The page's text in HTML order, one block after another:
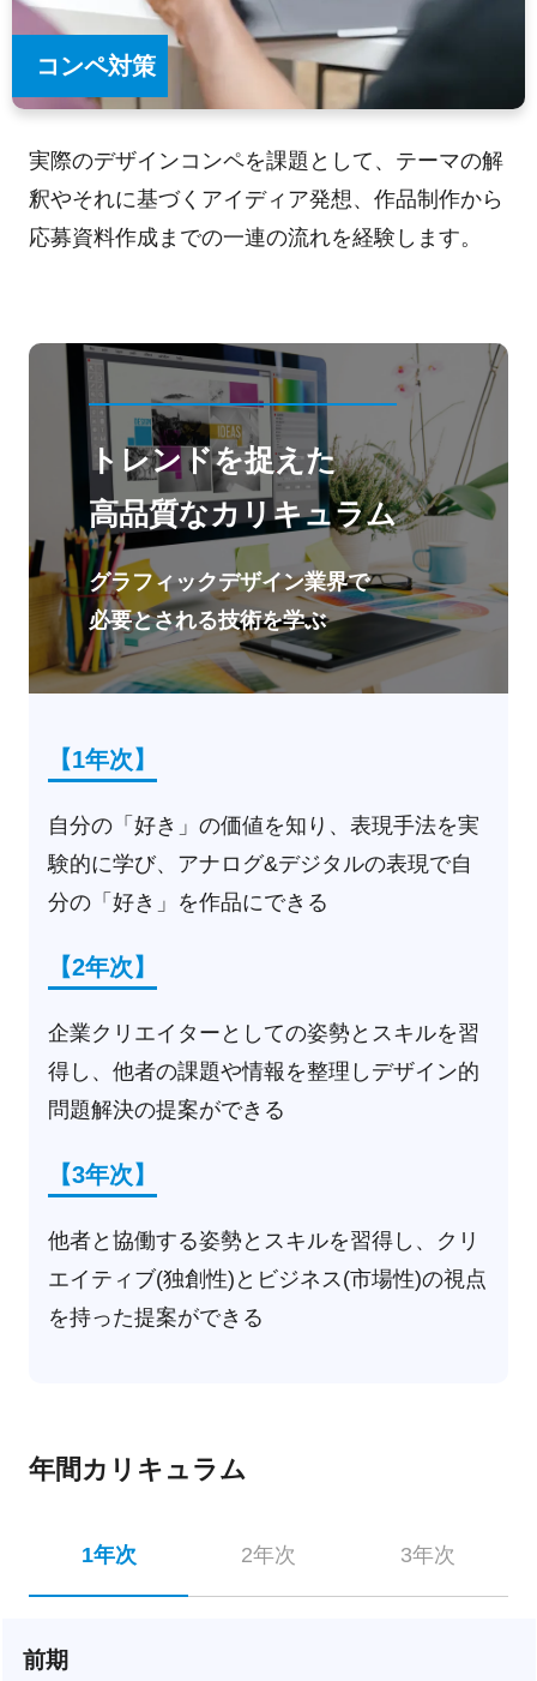
コンペ対策
実際のデザインコンペを課題として、テーマの解
釈やそれに基づくアイディア発想、作品制作から
応募資料作成までの一連の流れを経験します。
トレンドを捉えた
高品質なカリキュラム
グラフィックデザイン業界で
必要とされる技術を学ぶ
【1年次】
自分の「好き」の価値を知り、表現手法を実
験的に学び、アナログ&デジタルの表現で自
分の「好き」を作品にできる
【2年次】
企業クリエイターとしての姿勢とスキルを習
得し、他者の課題や情報を整理しデザイン的
問題解決の提案ができる
【3年次】
他者と協働する姿勢とスキルを習得し、クリ
エイティブ(独創性)とビジネス(市場性)の視点
を持った提案ができる
年間カリキュラム
1年次 2年次 3年次
前期